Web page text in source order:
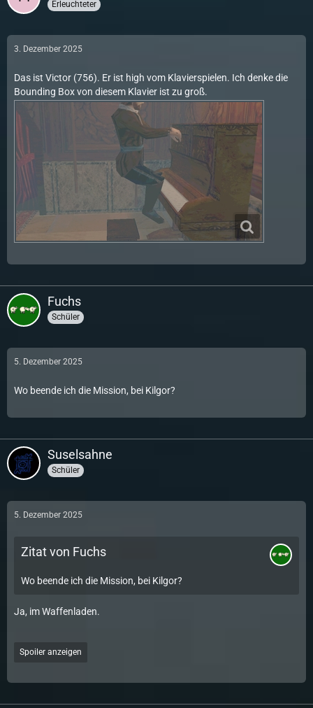
Erleuchteter
3. Dezember 2025
Das ist Victor (756). Er ist high vom Klavierspielen. Ich denke die
Bounding Box von diesem Klavier ist zu groß.
Fuchs
Schüler
5. Dezember 2025
Wo beende ich die Mission, bei Kilgor?
Suselsahne
Schüler
5. Dezember 2025
Zitat von Fuchs
Wo beende ich die Mission, bei Kilgor?
Ja, im Waffenladen.
Spoiler anzeigen